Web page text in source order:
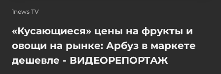
1news TV
«Кусающиеся» цены на фрукты и
овощи на рынке: Арбуз в маркете
дешевле - ВИДЕОРЕПОРТАЖ